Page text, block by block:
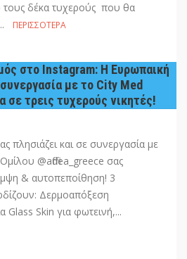
τους δέκα τυχερούς που θα
ΠΕΡΙΣΣΌΤΕΡΑ
στο Instagram: H Eυρωπαική
με το City Med
τρεις τυχερούς νικητές!
πλησιάζει και σε συνεργασία με
@affidea_greece σας
& αυτοπεποίθηση! 3
Δερμοαπόξεση
Skin για φωτεινή,...